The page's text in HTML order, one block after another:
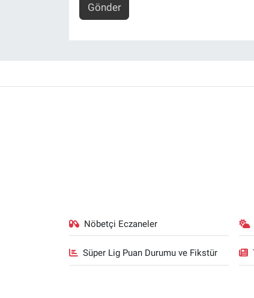
Gönder
Nöbetçi Eczaneler
Süper Lig Puan Durumu ve Fikstür